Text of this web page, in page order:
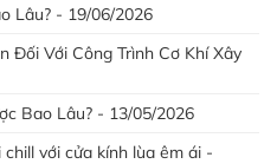
Lâu? - 19/06/2026
Đối Với Công Trình Cơ Khí Xây
Bao Lâu? - 13/05/2026
với cửa kính lùa êm ái -